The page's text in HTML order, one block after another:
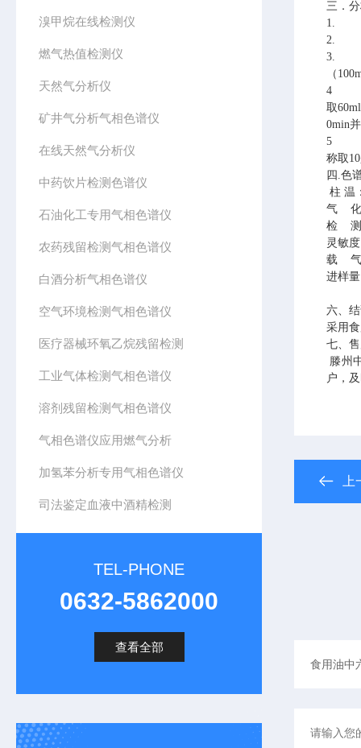
溴甲烷在线检测仪
燃气热值检测仪
天然气分析仪
矿井气分析气相色谱仪
在线天然气分析仪
中药饮片检测色谱仪
石油化工专用气相色谱仪
农药残留检测气相色谱仪
白酒分析气相色谱仪
空气环境检测气相色谱仪
医疗器械环氧乙烷残留检测
工业气体检测气相色谱仪
溶剂残留检测气相色谱仪
气相色谱仪应用燃气分析
加氢苯分析专用气相色谱仪
司法鉴定血液中酒精检测
TEL-PHONE
0632-5862000
查看全部
三．
1. 无
2. 正
3. 标
（
4 测
取
0min
5 样
称取
四.色
柱
气 化
检 测
灵敏
载 气
进样
六、
采用
七、
滕州
户，